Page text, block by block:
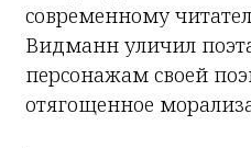
современному
Видманн уличил
персонажам своей
отягощенное